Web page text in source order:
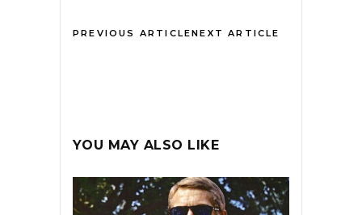
PREVIOUS ARTICLENEXT ARTICLE
YOU MAY ALSO LIKE